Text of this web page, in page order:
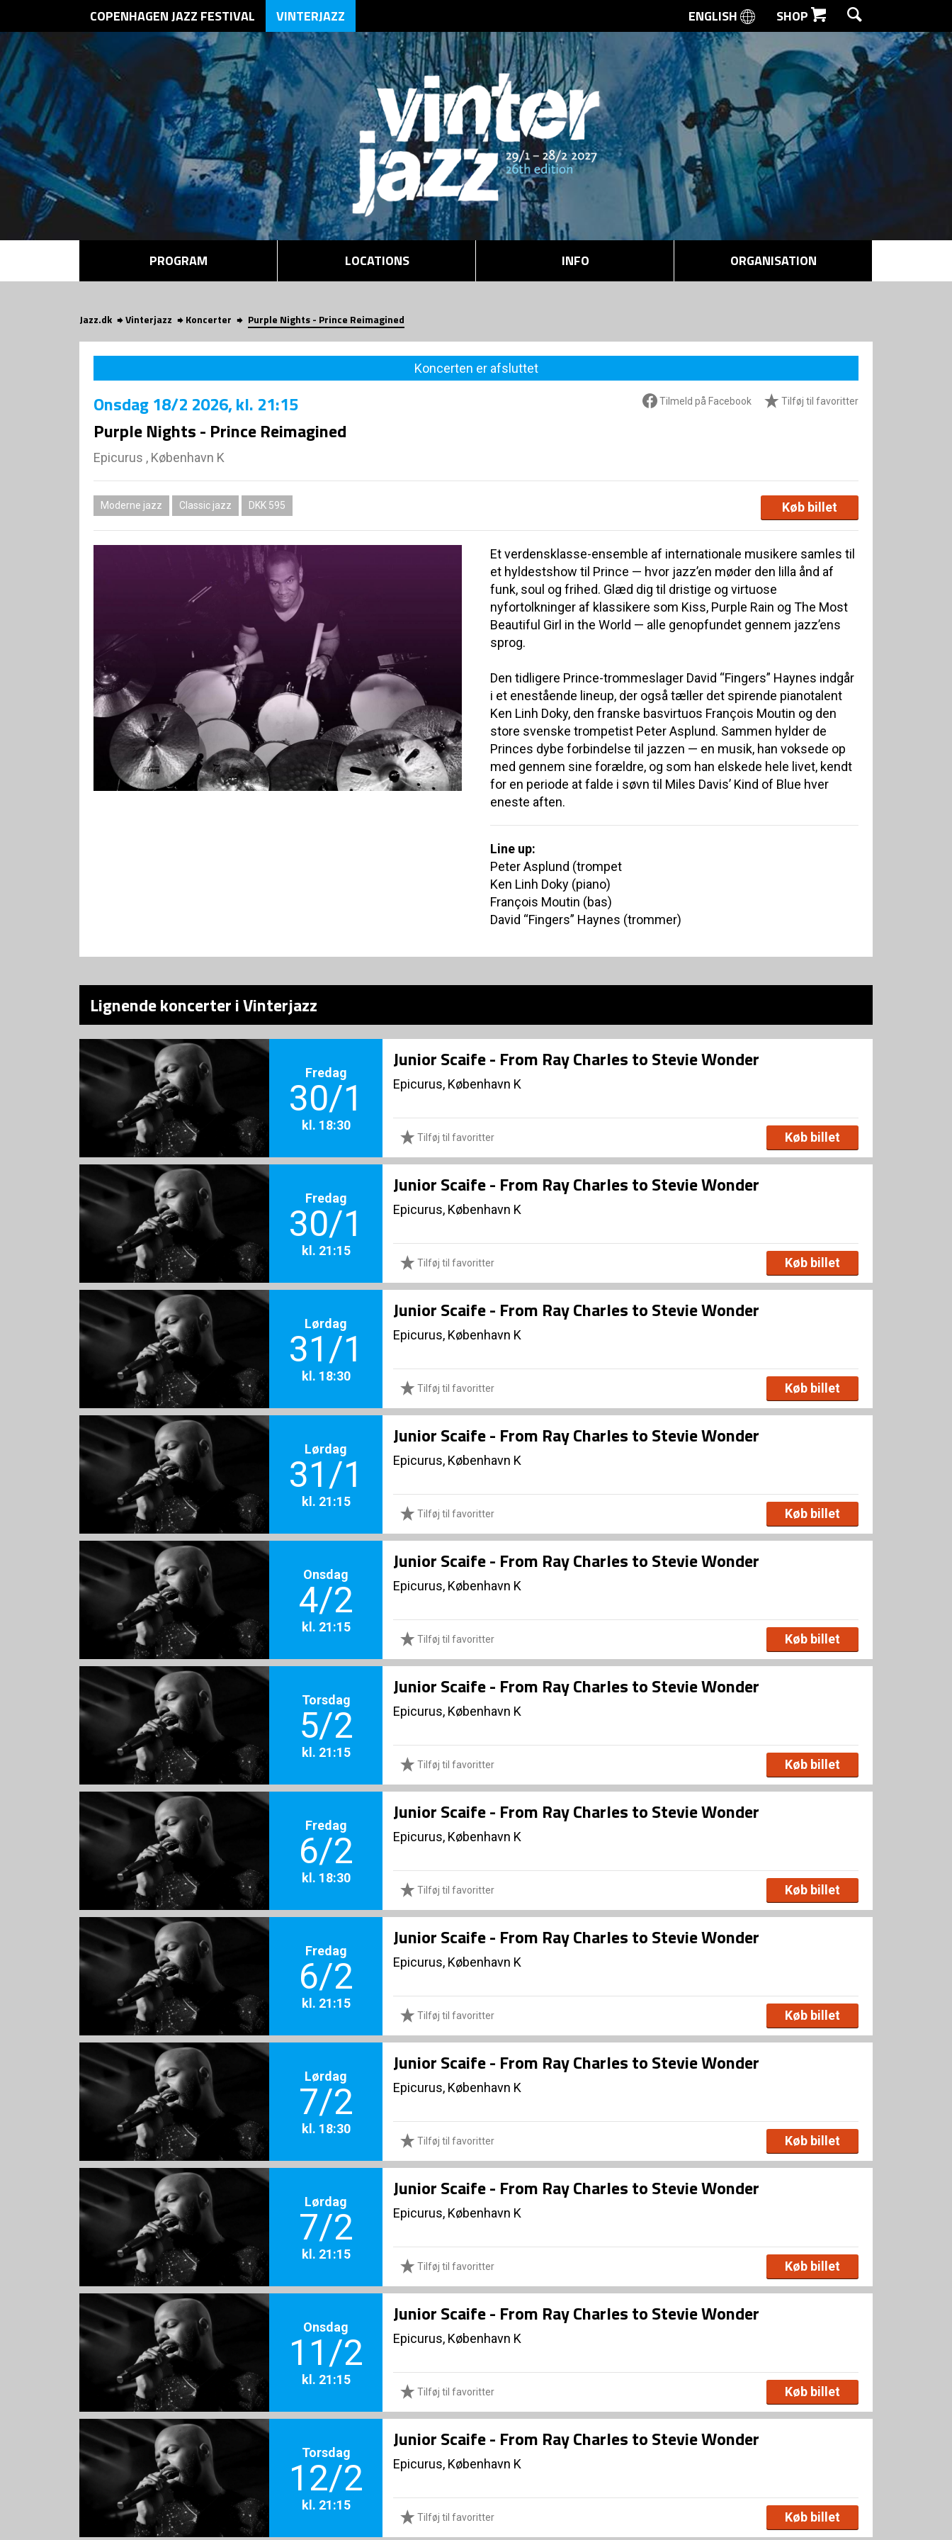
SØG
COPENHAGEN JAZZ FESTIVAL VINTERJAZZ ENGLISH SHOP
PROGRAM LOCATIONS INFO ORGANISATION
Jazz.dk Vinterjazz Koncerter Purple Nights - Prince Reimagined
Koncerten er afsluttet
Tilmeld på Facebook Tilføj til favoritter
Onsdag18/2 2026, kl. 21:15
Purple Nights - Prince Reimagined
Epicurus , København K
Moderne jazz Classic jazz DKK 595 Køb billet
Et verdensklasse-ensemble af internationale musikere samles til
et hyldestshow til Prince — hvor jazz’en møder den lilla ånd af
funk, soul og frihed. Glæd dig til dristige og virtuose
nyfortolkninger af klassikere som Kiss, Purple Rain og The Most
Beautiful Girl in the World — alle genopfundet gennem jazz’ens
sprog.
Den tidligere Prince-trommeslager David “Fingers” Haynes indgår
i et enestående lineup, der også tæller det spirende pianotalent
Ken Linh Doky, den franske basvirtuos François Moutin og den
store svenske trompetist Peter Asplund. Sammen hylder de
Princes dybe forbindelse til jazzen — en musik, han voksede op
med gennem sine forældre, og som han elskede hele livet, kendt
for en periode at falde i søvn til Miles Davis’ Kind of Blue hver
eneste aften.
Line up:
Peter Asplund (trompet
Ken Linh Doky (piano)
François Moutin (bas)
David “Fingers” Haynes (trommer)
Lignende koncerter i Vinterjazz
Fredag
30/1
kl. 18:30
Junior Scaife - From Ray Charles to Stevie Wonder
Epicurus, København K
Tilføj til favoritter Køb billet
Fredag
30/1
kl. 21:15
Junior Scaife - From Ray Charles to Stevie Wonder
Epicurus, København K
Tilføj til favoritter Køb billet
Lørdag
31/1
kl. 18:30
Junior Scaife - From Ray Charles to Stevie Wonder
Epicurus, København K
Tilføj til favoritter Køb billet
Lørdag
31/1
kl. 21:15
Junior Scaife - From Ray Charles to Stevie Wonder
Epicurus, København K
Tilføj til favoritter Køb billet
Onsdag
4/2
kl. 21:15
Junior Scaife - From Ray Charles to Stevie Wonder
Epicurus, København K
Tilføj til favoritter Køb billet
Torsdag
5/2
kl. 21:15
Junior Scaife - From Ray Charles to Stevie Wonder
Epicurus, København K
Tilføj til favoritter Køb billet
Fredag
6/2
kl. 18:30
Junior Scaife - From Ray Charles to Stevie Wonder
Epicurus, København K
Tilføj til favoritter Køb billet
Fredag
6/2
kl. 21:15
Junior Scaife - From Ray Charles to Stevie Wonder
Epicurus, København K
Tilføj til favoritter Køb billet
Lørdag
7/2
kl. 18:30
Junior Scaife - From Ray Charles to Stevie Wonder
Epicurus, København K
Tilføj til favoritter Køb billet
Lørdag
7/2
kl. 21:15
Junior Scaife - From Ray Charles to Stevie Wonder
Epicurus, København K
Tilføj til favoritter Køb billet
Onsdag
11/2
kl. 21:15
Junior Scaife - From Ray Charles to Stevie Wonder
Epicurus, København K
Tilføj til favoritter Køb billet
Torsdag
12/2
kl. 21:15
Junior Scaife - From Ray Charles to Stevie Wonder
Epicurus, København K
Tilføj til favoritter Køb billet